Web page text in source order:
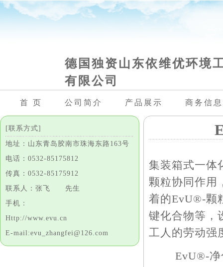
德国独资山东依维优环境
有限公司
首 页 公司简介 产品展示 商务信息
[联系方式]
地址：山东青岛胶南市珠海东路163号
电话：0532-85175812
传真：0532-85175912
联系人：张飞 先生
手机：
Http://www.evu.cn
E-mail:evu_zhangfei@126.com
集装箱式一体
颗粒协同作用
着的EvU®-颗
键化合物等，
工人的劳动强
EvU®-净